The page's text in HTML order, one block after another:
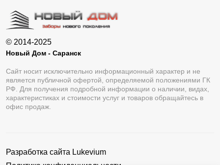
© 2014-2025
Новый Дом - Саранск
Сайт носит исключительно информационный характер и не
является публичной офертой, определяемой положениями ГК
РФ. Для получения подробной информации о наличии, видах,
характеристиках и стоимости услуг и товаров обращайтесь в
офис продаж.
Разработка сайта Lukevium